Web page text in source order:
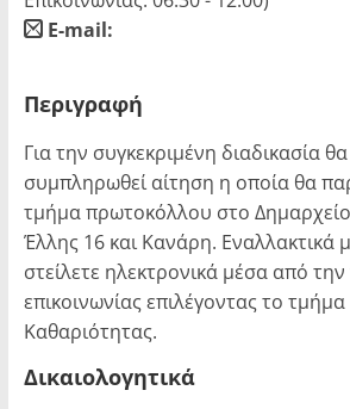
E-mail:
Περιγραφή
Για την συγκεκριμένη διαδικασία
συμπληρωθεί αίτηση η οποία θα
τμήμα πρωτοκόλλου στο
Έλλης 16 και Κανάρη. Εναλλακτικά
στείλετε ηλεκτρονικά μέσα από
επικοινωνίας επιλέγοντας το
Καθαριότητας.
Δικαιολογητικά